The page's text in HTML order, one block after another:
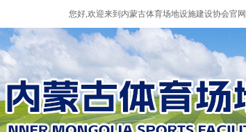
您好,欢迎来到内蒙古体育场地设施建